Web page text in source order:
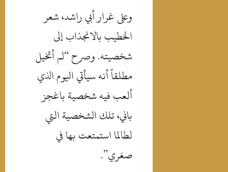
‎وعلى غرار أبي راشد، شعر
الخطيب بالانجذاب إلى
شخصيته. وصرح “لم أتخيل
مطلقاً أنه سيأتي اليوم الذي
ألعب فيه شخصية باغجز
باني، تلك الشخصية التي
لطالما استمتعت بها في
صغري”.